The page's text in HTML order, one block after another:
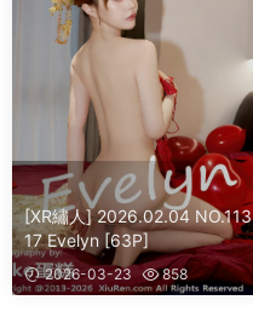
[XR繡人] 2026.02.04 NO.113
17 Evelyn [63P]
2026-03-23 858